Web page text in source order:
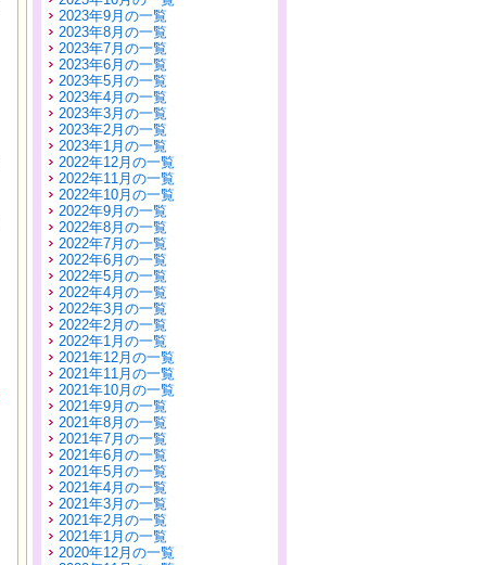
2023年9月の一覧
2023年8月の一覧
2023年7月の一覧
2023年6月の一覧
2023年5月の一覧
2023年4月の一覧
2023年3月の一覧
2023年2月の一覧
2023年1月の一覧
2022年12月の一覧
2022年11月の一覧
2022年10月の一覧
2022年9月の一覧
2022年8月の一覧
2022年7月の一覧
2022年6月の一覧
2022年5月の一覧
2022年4月の一覧
2022年3月の一覧
2022年2月の一覧
2022年1月の一覧
2021年12月の一覧
2021年11月の一覧
2021年10月の一覧
2021年9月の一覧
2021年8月の一覧
2021年7月の一覧
2021年6月の一覧
2021年5月の一覧
2021年4月の一覧
2021年3月の一覧
2021年2月の一覧
2021年1月の一覧
2020年12月の一覧